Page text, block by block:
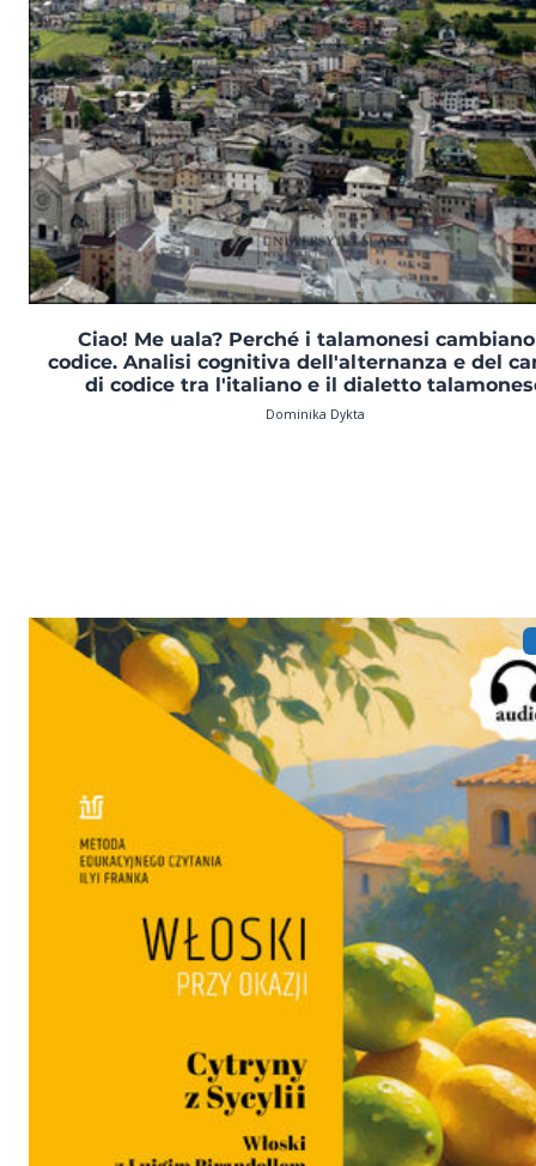
Ciao! Me uala? Perché i talamonesi
codice. Analisi cognitiva dell'alternanza e del
di codice tra l'italiano e il dialetto
Dominika Dykta